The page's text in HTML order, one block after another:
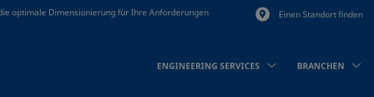
optimale Dimensionierung für Ihre Anforderungen
Einen Standort finden
ENGINEERING SERVICES BRANCHEN